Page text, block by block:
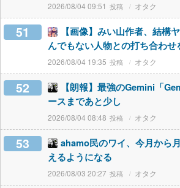
2026/08/04 09:51 オタク
51
【画像】みい山作者、結構
んでもない人物との打ち合わせ
2026/08/04 19:35 オタク
52
【朗報】最強のGemini「
ースまであと少し
2026/08/04 08:48 オタク
53
ahamo民のワイ、今月から
えるようになる
2026/08/03 20:27 オタク